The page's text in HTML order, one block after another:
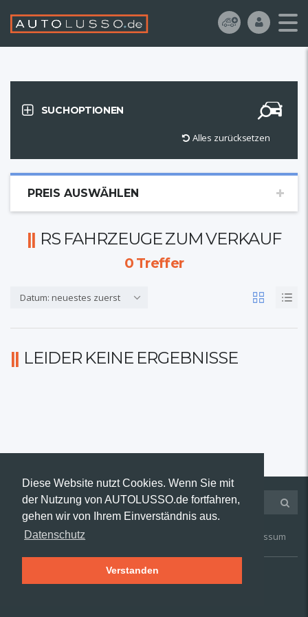
Diese Website nutzt Cookies. Wenn Sie mit
der Nutzung von AUTOLUSSO.de fortfahren,
gehen wir von Ihrem Einverständnis aus.
Datenschutz
Verstanden
SUCHOPTIONEN
Alles zurücksetzen
PREIS AUSWÄHLEN
RS FAHRZEUGE ZUM VERKAUF
0Treffer
Datum: neuestes zuerst
LEIDER KEINE ERGEBNISSE
Kontakt AGB Impressum
© 2019 AUTOLUSSO.de | Alle Rechte vorbehalten.